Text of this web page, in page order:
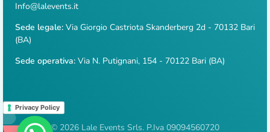
Info@lalevents.it
Sede legale: Via Giorgio Castriota Skanderberg 2d - 70132 Bari
(BA)
Sede operativa: Via N. Putignani, 154 - 70122 Bari (BA)
Privacy Policy
© 2026 Lale Events Srls. P.Iva 09094560720